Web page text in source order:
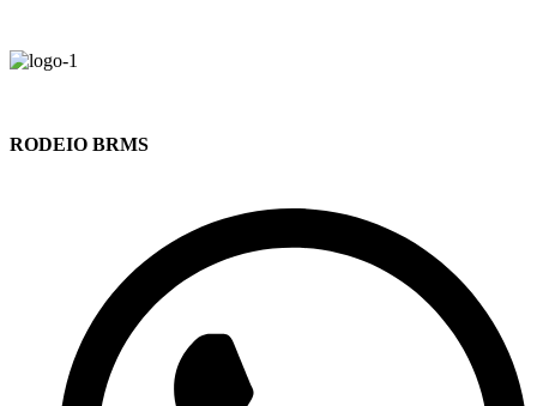
RODEIO BRMS